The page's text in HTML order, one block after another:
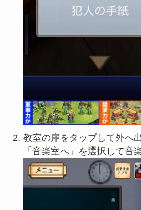
教室の扉をタップして外へ出
「音楽室へ」を選択して音